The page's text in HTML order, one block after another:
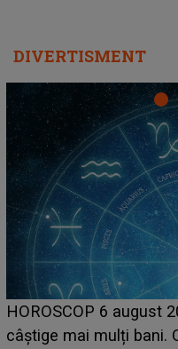
DIVERTISMENT
LINE-UP UNTOLD
care deschid festivalul